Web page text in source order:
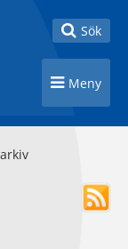
Toggle
Sök
Toggle
Meny